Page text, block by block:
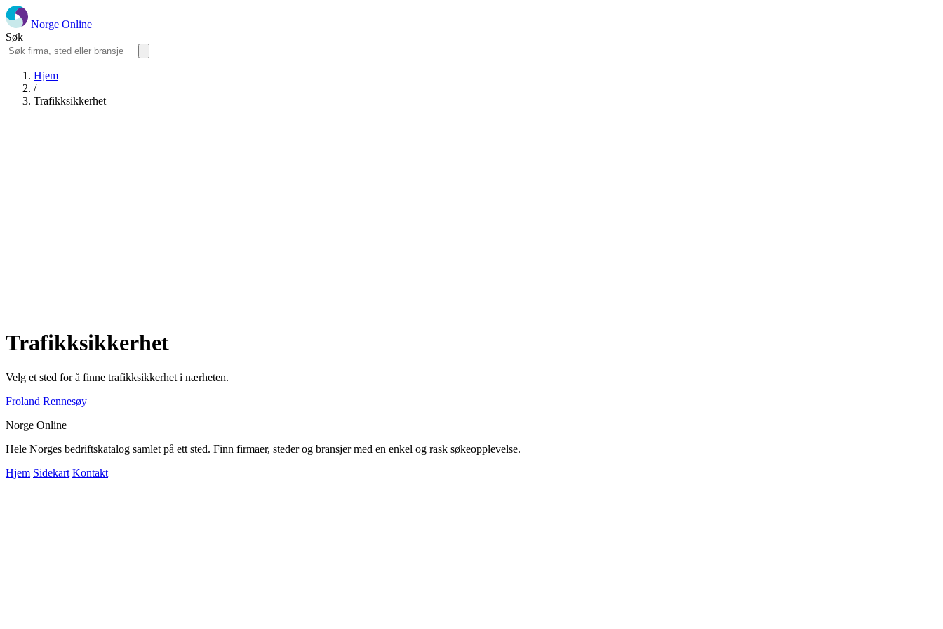
Norge Online
Søk
Hjem
/
Trafikksikkerhet
Trafikksikkerhet
Velg et sted for å finne trafikksikkerhet i nærheten.
Froland Rennesøy
Norge Online
Hele Norges bedriftskatalog samlet på ett sted. Finn firmaer, steder og bransjer med en enkel og rask søkeopplevelse.
Hjem Sidekart Kontakt